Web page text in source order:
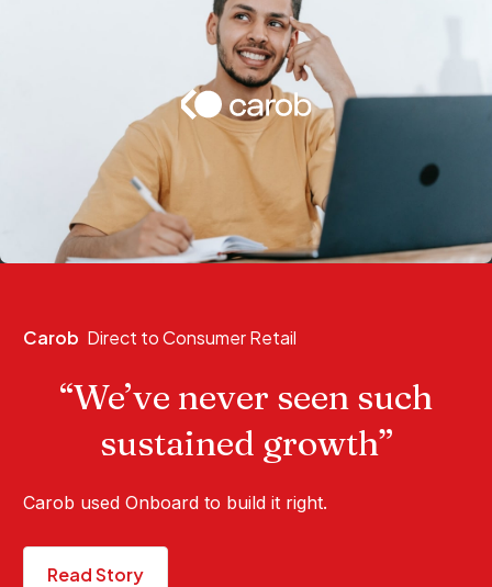
Carob Direct to Consumer Retail
“We’ve never seen such
sustained growth”
Carob used Onboard to build it right.
Read Story